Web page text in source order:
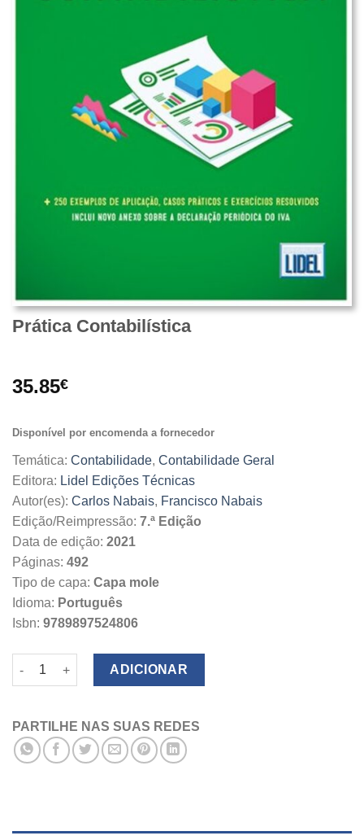
Prática Contabilística
35.85€
Disponível por encomenda a fornecedor
Temática: Contabilidade, Contabilidade Geral
Editora: Lidel Edições Técnicas
Autor(es): Carlos Nabais, Francisco Nabais
Edição/Reimpressão: 7.ª Edição
Data de edição: 2021
Páginas: 492
Tipo de capa: Capa mole
Idioma: Português
Isbn: 9789897524806
Quantidade de Prática Contabilística
ADICIONAR
PARTILHE NAS SUAS REDES